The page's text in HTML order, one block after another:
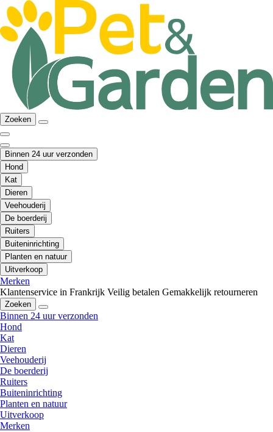
Zoeken
Binnen 24 uur verzonden
Hond
Kat
Dieren
Veehouderij
De boerderij
Ruiters
Buiteninrichting
Planten en natuur
Uitverkoop
Merken
Klantenservice in Frankrijk Veilig betalen Gemakkelijk retourneren
Zoeken
Binnen 24 uur verzonden
Hond
Kat
Dieren
Veehouderij
De boerderij
Ruiters
Buiteninrichting
Planten en natuur
Uitverkoop
Merken